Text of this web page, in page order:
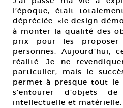
l’époque, était
dépréciée: «le design
à monter la qualité des
prix pour les
personnes. Aujourd’hui,
réalité. Je ne
particulier, mais le
permet à presque tout le
s’entourer d’objets
intellectuelle et matérielle.